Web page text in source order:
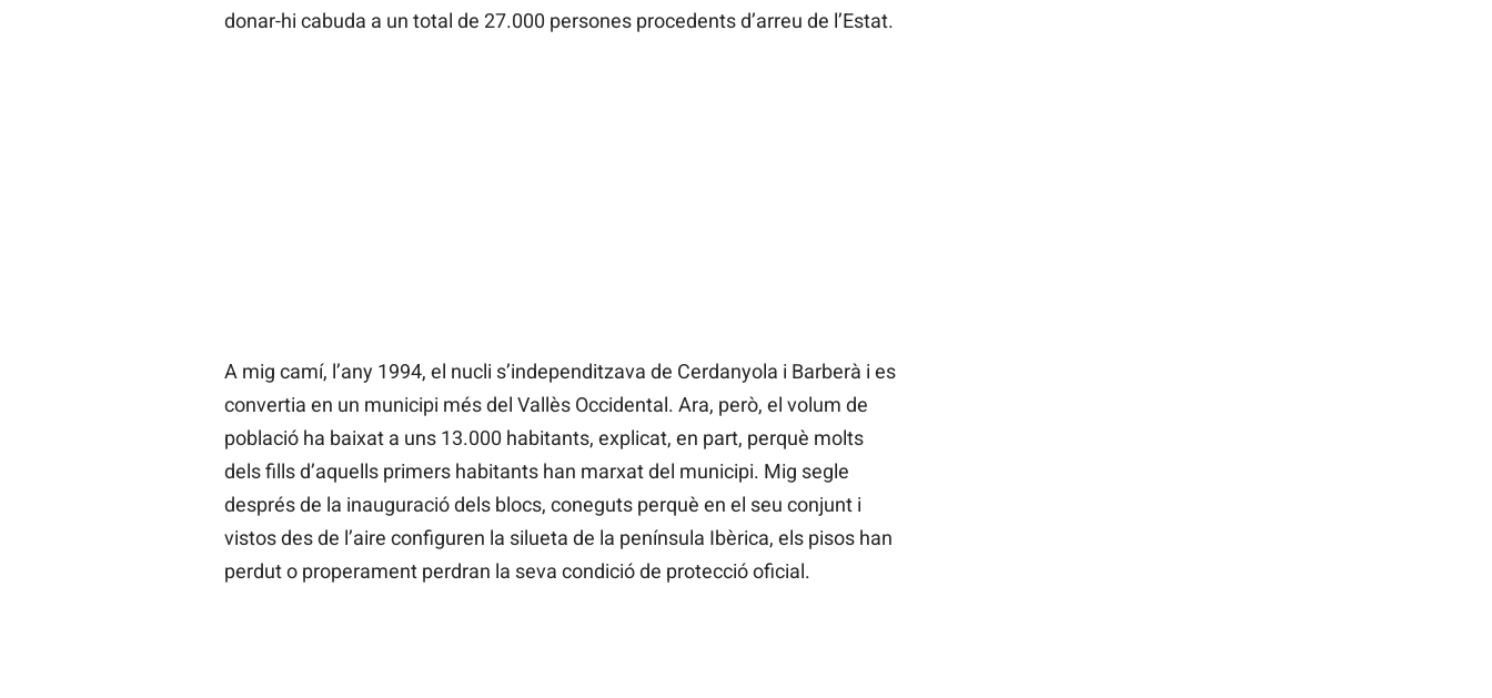
donar-hi cabuda a un total de 27.000 persones procedents d’arreu de l’Estat.
A mig camí, l’any 1994, el nucli s’independitzava de Cerdanyola i Barberà i es
convertia en un municipi més del Vallès Occidental. Ara, però, el volum de
població ha baixat a uns 13.000 habitants, explicat, en part, perquè molts
dels fills d’aquells primers habitants han marxat del municipi. Mig segle
després de la inauguració dels blocs, coneguts perquè en el seu conjunt i
vistos des de l’aire configuren la silueta de la península Ibèrica, els pisos han
perdut o properament perdran la seva condició de protecció oficial.